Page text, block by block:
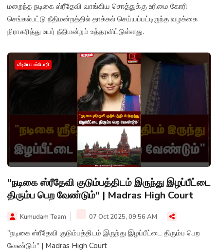
மறைந்த நடிகை ஸ்ரீதேவி வாங்கிய சொத்துக்கு உரிமை கோரி
செங்கல்பட்டு நீதிமன்றத்தில் தாக்கல் செய்யப்பட்டிருந்த வழக்கை
நிராகரித்து உயர் நீதிமன்றம் உத்தரவிட்டுள்ளது.
வீடியோ ஸ்டோரி
"நடிகை ஸ்ரீதேவி குடும்பத்திடம் இருந்து இழப்பீட்டை
திரும்ப பெற வேண்டும்" | Madras High Court
Kumudam Team 07 Oct 2025, 09:56 AM
"நடிகை ஸ்ரீதேவி குடும்பத்திடம் இருந்து இழப்பீட்டை திரும்ப பெற
வேண்டும்" | Madras High Court